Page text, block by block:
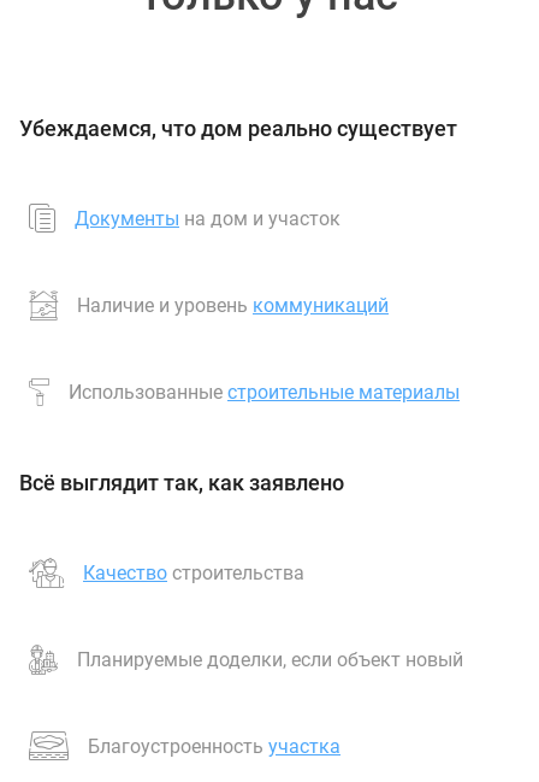
Убеждаемся, что дом реально существует
Документы на дом и участок
Наличие и уровень коммуникаций
Использованные строительные материалы
Всё выглядит так, как заявлено
Качество строительства
Планируемые доделки, если объект новый
Благоустроенность участка